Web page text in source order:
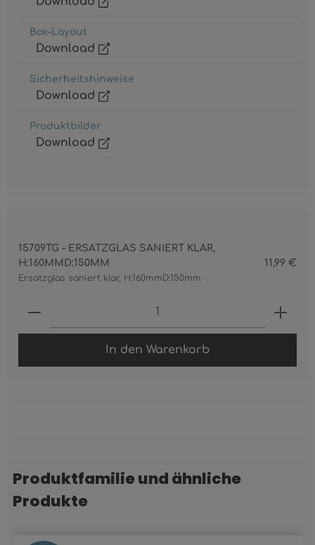
Box-Layout
Download
Sicherheitshinweise
Download
Produktbilder
Download
15709TG - ERSATZGLAS SANIERT KLAR,
H:160MMD:150MM
Ersatzglas saniert klar, H:160mmD:150mm
11,99 €
Produkt Anzahl: Gib den
In den Warenkorb
Produktgalerie überspringen
Produktfamilie und ähnliche
Produkte